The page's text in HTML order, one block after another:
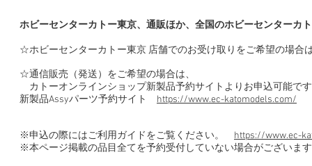
ホビーセンターカトー東京、通販ほか、全国のホビーセンターカ
☆ホビーセンターカトー東京 店舗でのお受け取りをご希望の場合
☆通信販売（発送）をご希望の場合は、
カトーオンラインショップ新製品予約サイトよりお申込可能で
新製品Assyパーツ予約サイト https://www.ec-katomodels.com/
※申込の際にはご利用ガイドをご覧ください。 https://www.ec-
※本ページ掲載の品目全てを予約受付していない場合がございま